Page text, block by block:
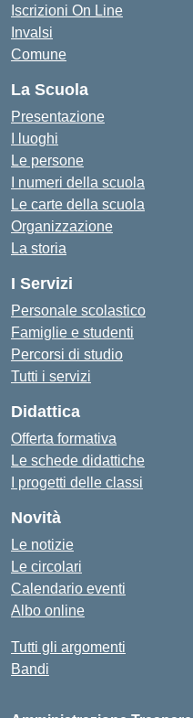
Iscrizioni On Line
Invalsi
Comune
La Scuola
Presentazione
I luoghi
Le persone
I numeri della scuola
Le carte della scuola
Organizzazione
La storia
I Servizi
Personale scolastico
Famiglie e studenti
Percorsi di studio
Tutti i servizi
Didattica
Offerta formativa
Le schede didattiche
I progetti delle classi
Novità
Le notizie
Le circolari
Calendario eventi
Albo online
Tutti gli argomenti
Bandi